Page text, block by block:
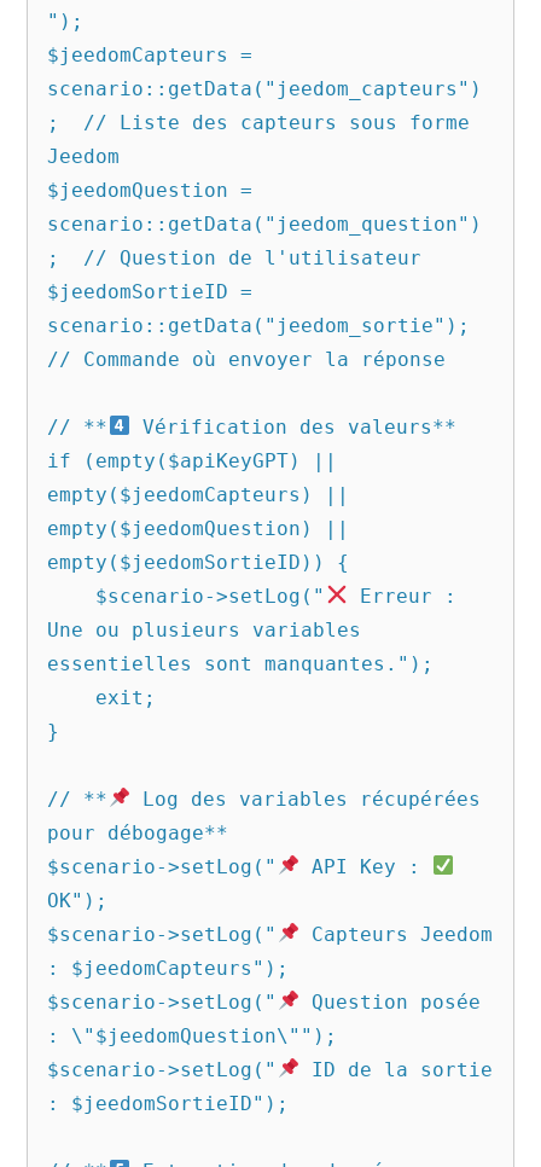
");
$jeedomCapteurs =
scenario::getData("jeedom_capteurs")
;  // Liste des capteurs sous forme
Jeedom
$jeedomQuestion =
scenario::getData("jeedom_question")
;  // Question de l'utilisateur
$jeedomSortieID =
scenario::getData("jeedom_sortie");
// Commande où envoyer la réponse
// **
Vérification des valeurs**
if (empty($apiKeyGPT) ||
empty($jeedomCapteurs) ||
empty($jeedomQuestion) ||
empty($jeedomSortieID)) {
    $scenario->setLog("
Erreur :
Une ou plusieurs variables
essentielles sont manquantes.");
}
// **
Log des variables récupérées
pour débogage**
$scenario->setLog("
API Key :
OK");
$scenario->setLog("
Capteurs Jeedom
: $jeedomCapteurs");
$scenario->setLog("
Question posée
: \"$jeedomQuestion\"");
$scenario->setLog("
ID de la sortie
: $jeedomSortieID");